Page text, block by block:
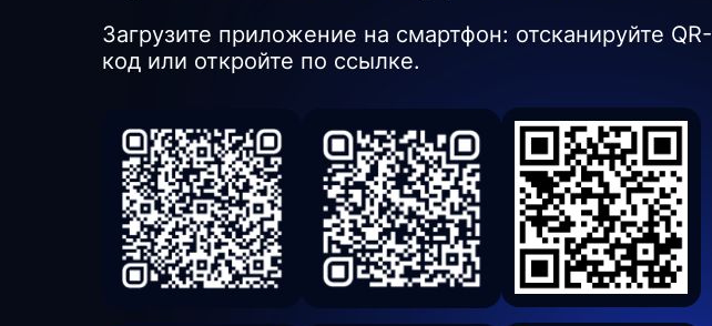
Загрузите приложение на смартфон: отсканируйте QR-
код или откройте по ссылке.